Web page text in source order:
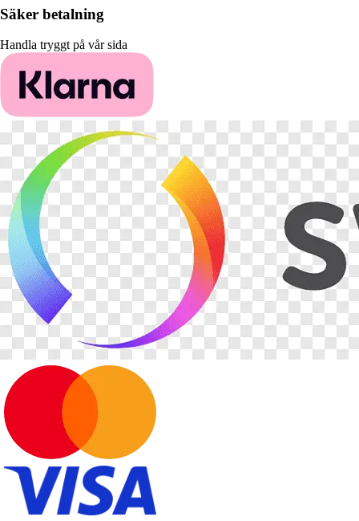
Säker betalning
Handla tryggt på vår sida